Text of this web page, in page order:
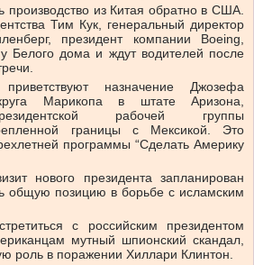
производство из Китая обратно в США.
Тим Кук, генеральный директор
президент компании Boeing,
Белого дома и ждут водителей после
назначение Джозефа
Марикопа в штате Аризона,
рабочей группы
границы с Мексикой. Это
программы “Сделать Америку
нового президента запланирован
общую позицию в борьбе с исламским
с российским президентом
мутный шпионский скандал,
роль в поражении Хиллари Клинтон.